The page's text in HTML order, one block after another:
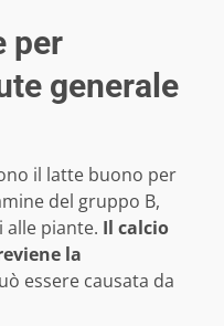
per
generale
il latte buono per
del gruppo B,
alle piante. Il calcio
la
essere causata da